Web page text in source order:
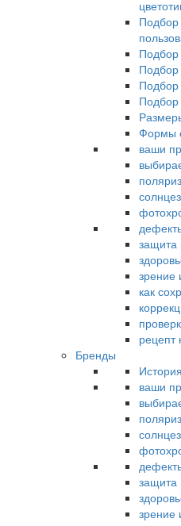
Подбор
Подбор
Подбор
Подбор
Формы
ваши
защита
зрение
как
рецепт
Бренды
ваши
защита
зрение